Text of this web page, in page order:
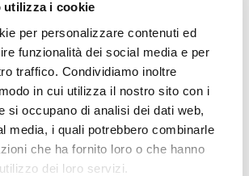
utilizza i cookie
per personalizzare contenuti ed
funzionalità dei social media e per
traffico. Condividiamo inoltre
in cui utilizza il nostro sito con i
si occupano di analisi dei dati web,
media, i quali potrebbero combinarle
che ha fornito loro o che hanno
dei loro servizi.
DEL MAGAZINE